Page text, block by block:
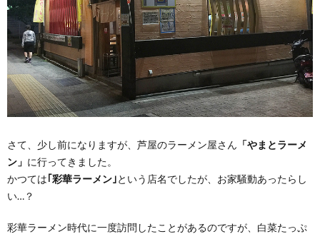
さて、少し前になりますが、芦屋のラーメン屋さん 「やまとラーメ
ン」 に行ってきました。
かつては ｢彩華ラーメン｣という店名でしたが、お家騒動あったらし
い…？
彩華ラーメン時代に一度訪問したことがあるのですが、白菜たっぷ